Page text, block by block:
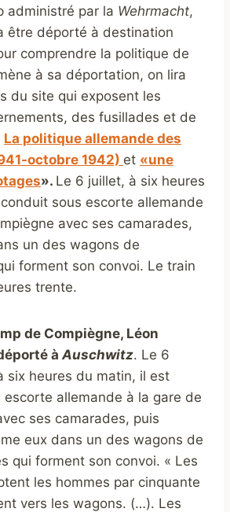
administré par la Wehrmacht,
être déporté à destination
comprendre la politique de
à sa déportation, on lira
du site qui exposent les
des fusillades et de
La politique allemande des
octobre 1942) et «une
». Le 6 juillet, à six heures
sous escorte allemande
avec ses camarades,
un des wagons de
forment son convoi. Le train
trente.
de Compiègne, Léon
à Auschwitz. Le 6
six heures du matin, il est
escorte allemande à la gare de
ses camarades, puis
eux dans un des wagons de
qui forment son convoi. « Les
les hommes par cinquante
vers les wagons. (…). Les